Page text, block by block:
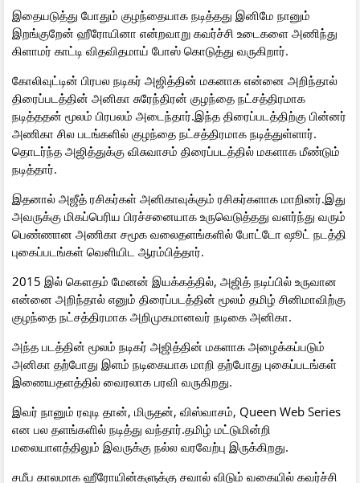
இதையடுத்து போதும் குழந்தையாக நடித்தது இனிமே நானும்
இறங்குறேன் ஹீரோயினா என்றவாறு கவர்ச்சி உடைகளை அணிந்து
கிளாமர் காட்டி விதவிதமாய் போஸ் கொடுத்து வருகிறார்.
கோலிவுட்டின் பிரபல நடிகர் அஜித்தின் மகனாக என்னை அறிந்தால்
திரைப்படத்தின் அனிகா சுரேந்திரன் குழந்தை நட்சத்திரமாக
நடித்ததன் மூலம் பிரபலம் அடைந்தார்.இந்த திரைப்படத்திற்கு பின்னர்
அணிகா சில படங்களில் குழந்தை நட்சத்திரமாக நடித்துள்ளார்.
தொடர்ந்த அஜித்துக்கு விசுவாசம் திரைப்படத்தில் மகளாக மீண்டும்
நடித்தார்.
இதனால் அஜீத் ரசிகர்கள் அனிகாவுக்கும் ரசிகர்களாக மாறினர்.இது
அவருக்கு மிகப்பெரிய பிரச்சனையாக உருவெடுத்தது வளர்ந்து வரும்
பெண்ணான அணிகா சமூக வலைதளங்களில் போட்டோ ஷூட் நடத்தி
புகைப்படங்கள் வெளியிட ஆரம்பித்தார்.
2015 இல் கௌதம் மேனன் இயக்கத்தில், அஜித் நடிப்பில் உருவான
என்னை அறிந்தால் எனும் திரைப்படத்தின் மூலம் தமிழ் சினிமாவிற்கு
குழந்தை நட்சத்திரமாக அறிமுகமானவர் நடிகை அனிகா.
அந்த படத்தின் மூலம் நடிகர் அஜித்தின் மகளாக அழைக்கப்படும்
அனிகா தற்போது இளம் நடிகையாக மாறி தற்போது புகைப்படங்கள்
இணையதளத்தில் வைரலாக பரவி வருகிறது.
இவர் நானும் ரவுடி தான், மிருதன், விஸ்வாசம், Queen Web Series
என பல தளங்களில் நடித்து வந்தார்.தமிழ் மட்டுமின்றி
மலையாளத்திலும் இவருக்கு நல்ல வரவேற்பு இருக்கிறது.
சமீப காலமாக ஹீரோயின்களுக்கு சவால் விடும் வகையில் கவர்ச்சி